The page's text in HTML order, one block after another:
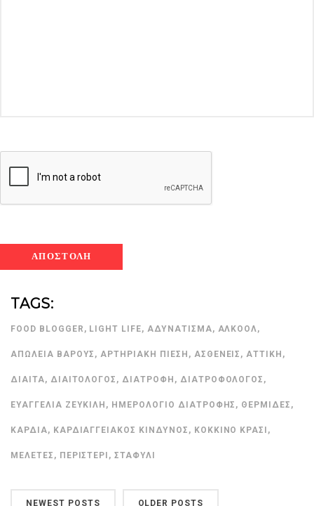
TAGS:
FOOD BLOGGER , LIGHT LIFE, ΑΔΥΝΆΤΙΣΜΑ, ΑΛΚΟΌΛ ,
ΑΠΏΛΕΙΑ ΒΆΡΟΥΣ , ΑΡΤΗΡΙΑΚΉ ΠΊΕΣΗ , ΑΣΘΕΝΕΊΣ , ΑΤΤΙΚΉ ,
ΔΊΑΙΤΑ, ΔΙΑΙΤΟΛΌΓΟΣ , ΔΙΑΤΡΟΦΉ , ΔΙΑΤΡΟΦΟΛΌΓΟΣ ,
ΕΥΑΓΓΕΛΊΑ ΖΕΥΚΙΛΉ , ΗΜΕΡΟΛΌΓΙΟ ΔΙΑΤΡΟΦΉΣ , ΘΕΡΜΊΔΕΣ ,
ΚΑΡΔΙΆ, ΚΑΡΔΙΑΓΓΕΙΑΚΌΣ ΚΊΝΔΥΝΟΣ , ΚΌΚΚΙΝΟ ΚΡΑΣΊ ,
ΜΕΛΈΤΕΣ , ΠΕΡΙΣΤΈΡΙ ,ΣΤΑΦΎΛΙ
NEWEST POSTS OLDER POSTS